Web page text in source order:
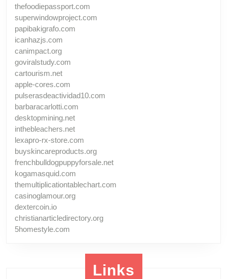
thefoodiepassport.com
superwindowproject.com
papibakigrafo.com
icanhazjs.com
canimpact.org
goviralstudy.com
cartourism.net
apple-cores.com
pulserasdeactividad10.com
barbaracarlotti.com
desktopmining.net
inthebleachers.net
lexapro-rx-store.com
buyskincareproducts.org
frenchbulldogpuppyforsale.net
kogamasquid.com
themultiplicationtablechart.com
casinoglamour.org
dextercoin.io
christianarticledirectory.org
5homestyle.com
Links